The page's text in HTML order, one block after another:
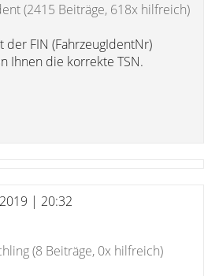
(2415 Beiträge, 618x hilfreich)
FIN (FahrzeugIdentNr)
Ihnen die korrekte TSN.
| 20:32
(8 Beiträge, 0x hilfreich)